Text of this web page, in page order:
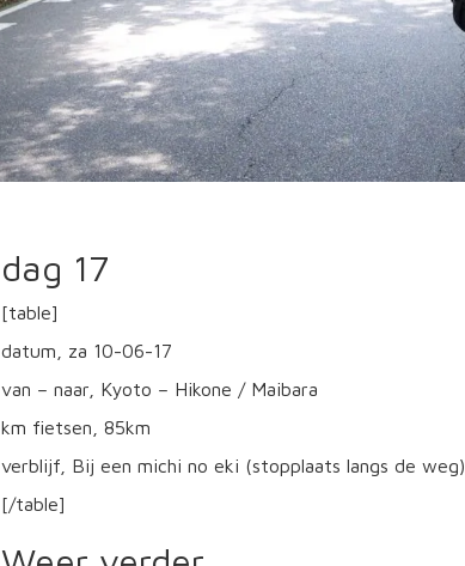
dag 17
[table]
datum, za 10-06-17
van – naar, Kyoto – Hikone / Maibara
km fietsen, 85km
verblijf, Bij een michi no eki (stopplaats langs de weg)
[/table]